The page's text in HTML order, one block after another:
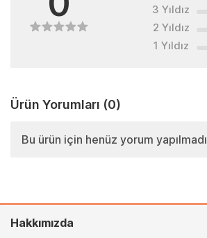
3 Yıldız
2 Yıldız
1 Yıldız
Ürün Yorumları (0)
Bu ürün için henüz yorum yapılmadı
Hakkımızda